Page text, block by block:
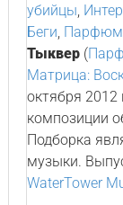
убийцы,
Беги,
Тыквер(
Матрица:
октября 2012
композиции
Подборка
музыки.
WaterTower